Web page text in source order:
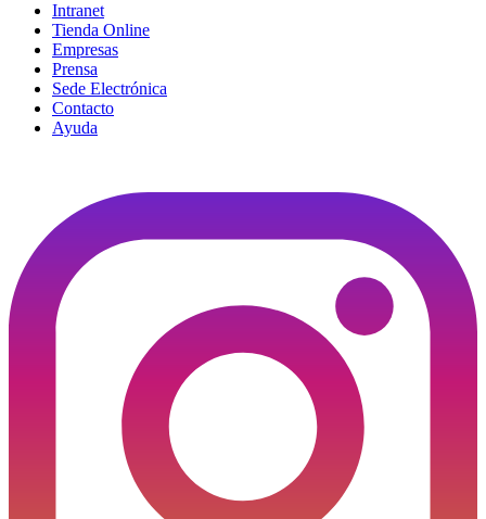
Intranet
Tienda Online
Empresas
Prensa
Sede Electrónica
Contacto
Ayuda